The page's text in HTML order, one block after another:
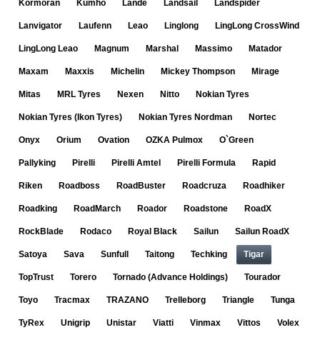
Kormoran Kumho Lande Landsail Landspider
Lanvigator Laufenn Leao Linglong LingLong CrossWind
LingLong Leao Magnum Marshal Massimo Matador
Maxam Maxxis Michelin Mickey Thompson Mirage
Mitas MRL Tyres Nexen Nitto Nokian Tyres
Nokian Tyres (Ikon Tyres) Nokian Tyres Nordman Nortec
Onyx Orium Ovation OZKA Pulmox O`Green
Pallyking Pirelli Pirelli Amtel Pirelli Formula Rapid
Riken Roadboss RoadBuster Roadcruza Roadhiker
Roadking RoadMarch Roador Roadstone RoadX
RockBlade Rodaco Royal Black Sailun Sailun RoadX
Satoya Sava Sunfull Taitong Techking Tigar
TopTrust Torero Tornado (Advance Holdings) Tourador
Toyo Tracmax TRAZANO Trelleborg Triangle Tunga
TyRex Unigrip Unistar Viatti Vinmax Vittos Volex